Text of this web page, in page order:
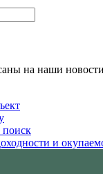
на наши
и